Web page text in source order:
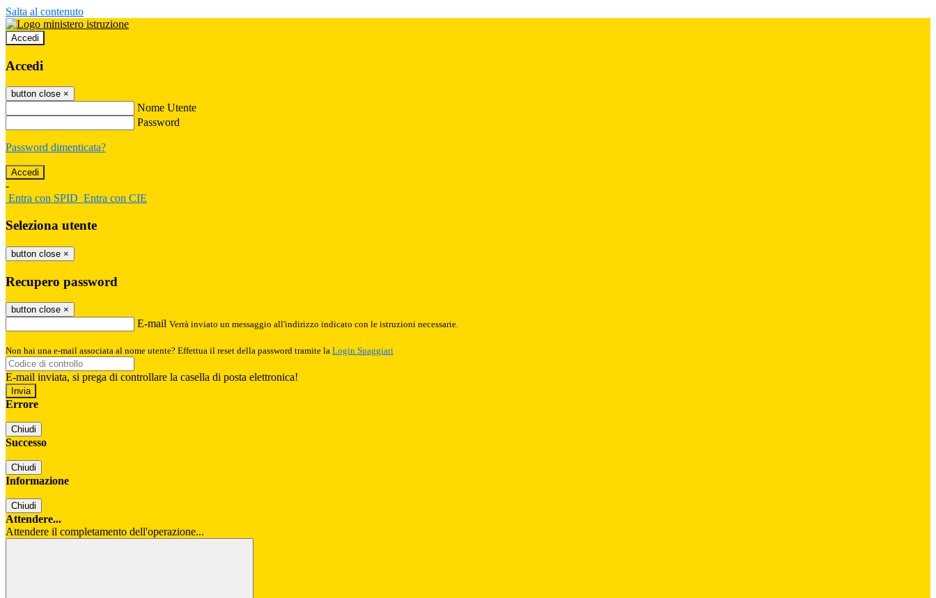
Salta al contenuto
Accedi
Accedi
button close ×
Nome Utente
Password
Password dimenticata?
-
Entra con SPID Entra con CIE
Seleziona utente
button close ×
Recupero password
button close ×
E-mail Verrà inviato un messaggio all'indirizzo indicato con le istruzioni necessarie.
Non hai una e-mail associata al nome utente? Effettua il reset della password tramite la Login Spaggiari
E-mail inviata, si prega di controllare la casella di posta elettronica!
Errore
Chiudi
Successo
Chiudi
Informazione
Chiudi
Attendere...
Attendere il completamento dell'operazione...